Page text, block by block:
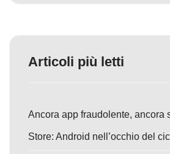
Articoli più letti
Ancora app fraudolente, ancora
Store: Android nell’occhio del